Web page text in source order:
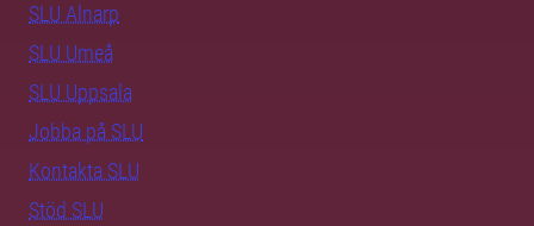
SLU Alnarp
SLU Umeå
SLU Uppsala
Jobba på SLU
Kontakta SLU
Stöd SLU